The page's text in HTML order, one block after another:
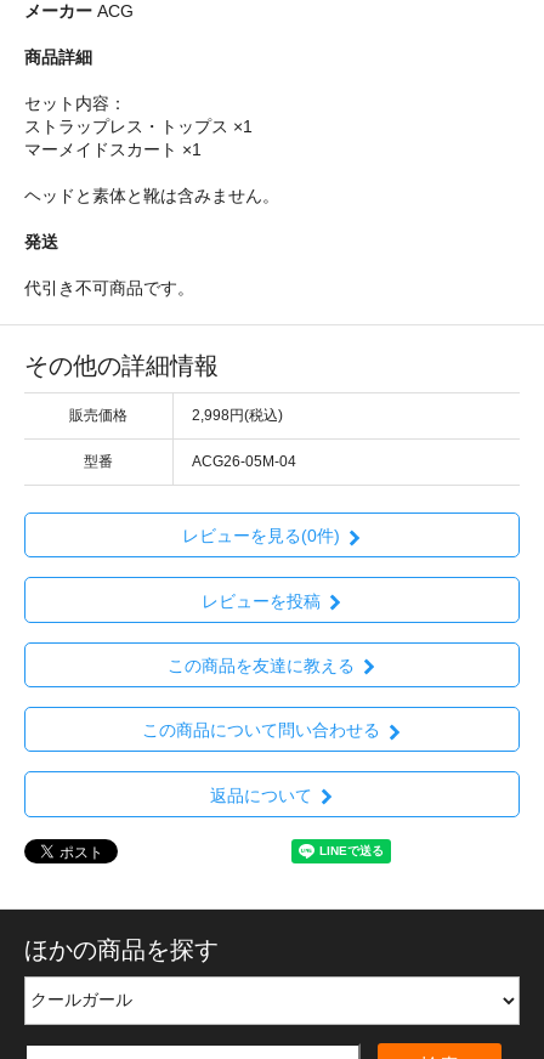
メーカー ACG
商品詳細
セット内容：
ストラップレス・トップス ×1
マーメイドスカート ×1
ヘッドと素体と靴は含みません。
発送
代引き不可商品です。
その他の詳細情報
販売価格 2,998円(税込)
型番 ACG26-05M-04
レビューを見る(0件)
レビューを投稿
この商品を友達に教える
この商品について問い合わせる
返品について
ほかの商品を探す